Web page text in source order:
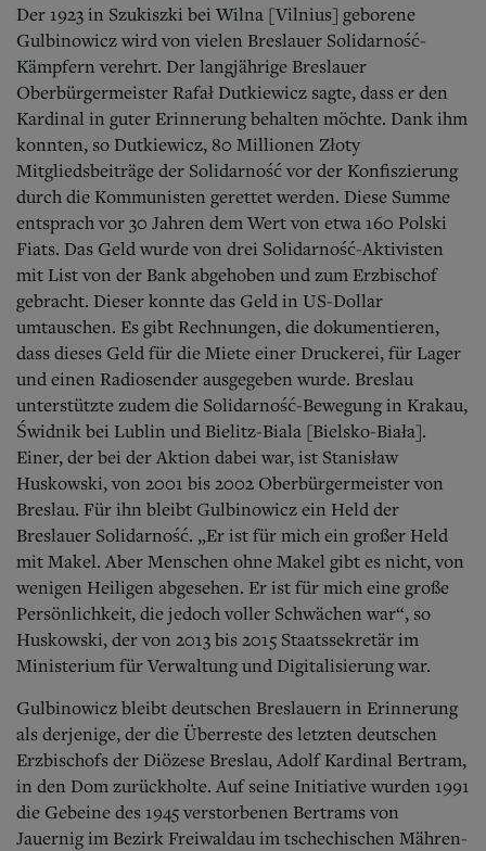
Der 1923 in Szukiszki bei Wilna [Vilnius] geborene
Gulbinowicz wird von vielen Breslauer Solidarność-
Kämpfern verehrt. Der langjährige Breslauer
Oberbürgermeister Rafał Dutkiewicz sagte, dass er den
Kardinal in guter Erinnerung behalten möchte. Dank ihm
konnten, so Dutkiewicz, 80 Millionen Złoty
Mitgliedsbeiträge der Solidarność vor der Konfiszierung
durch die Kommunisten gerettet werden. Diese Summe
entsprach vor 30 Jahren dem Wert von etwa 160 Polski
Fiats. Das Geld wurde von drei Solidarność-Aktivisten
mit List von der Bank abgehoben und zum Erzbischof
gebracht. Dieser konnte das Geld in US-Dollar
umtauschen. Es gibt Rechnungen, die dokumentieren,
dass dieses Geld für die Miete einer Druckerei, für Lager
und einen Radiosender ausgegeben wurde. Breslau
unterstützte zudem die Solidarność-Bewegung in Krakau,
Świdnik bei Lublin und Bielitz-Biala [Bielsko-Biała].
Einer, der bei der Aktion dabei war, ist Stanisław
Huskowski, von 2001 bis 2002 Oberbürgermeister von
Breslau. Für ihn bleibt Gulbinowicz ein Held der
Breslauer Solidarność. „Er ist für mich ein großer Held
mit Makel. Aber Menschen ohne Makel gibt es nicht, von
wenigen Heiligen abgesehen. Er ist für mich eine große
Persönlichkeit, die jedoch voller Schwächen war“, so
Huskowski, der von 2013 bis 2015 Staatssekretär im
Ministerium für Verwaltung und Digitalisierung war.
Gulbinowicz bleibt deutschen Breslauern in Erinnerung
als derjenige, der die Überreste des letzten deutschen
Erzbischofs der Diözese Breslau, Adolf Kardinal Bertram,
in den Dom zurückholte. Auf seine Initiative wurden 1991
die Gebeine des 1945 verstorbenen Bertrams von
Jauernig im Bezirk Freiwaldau im tschechischen Mähren-